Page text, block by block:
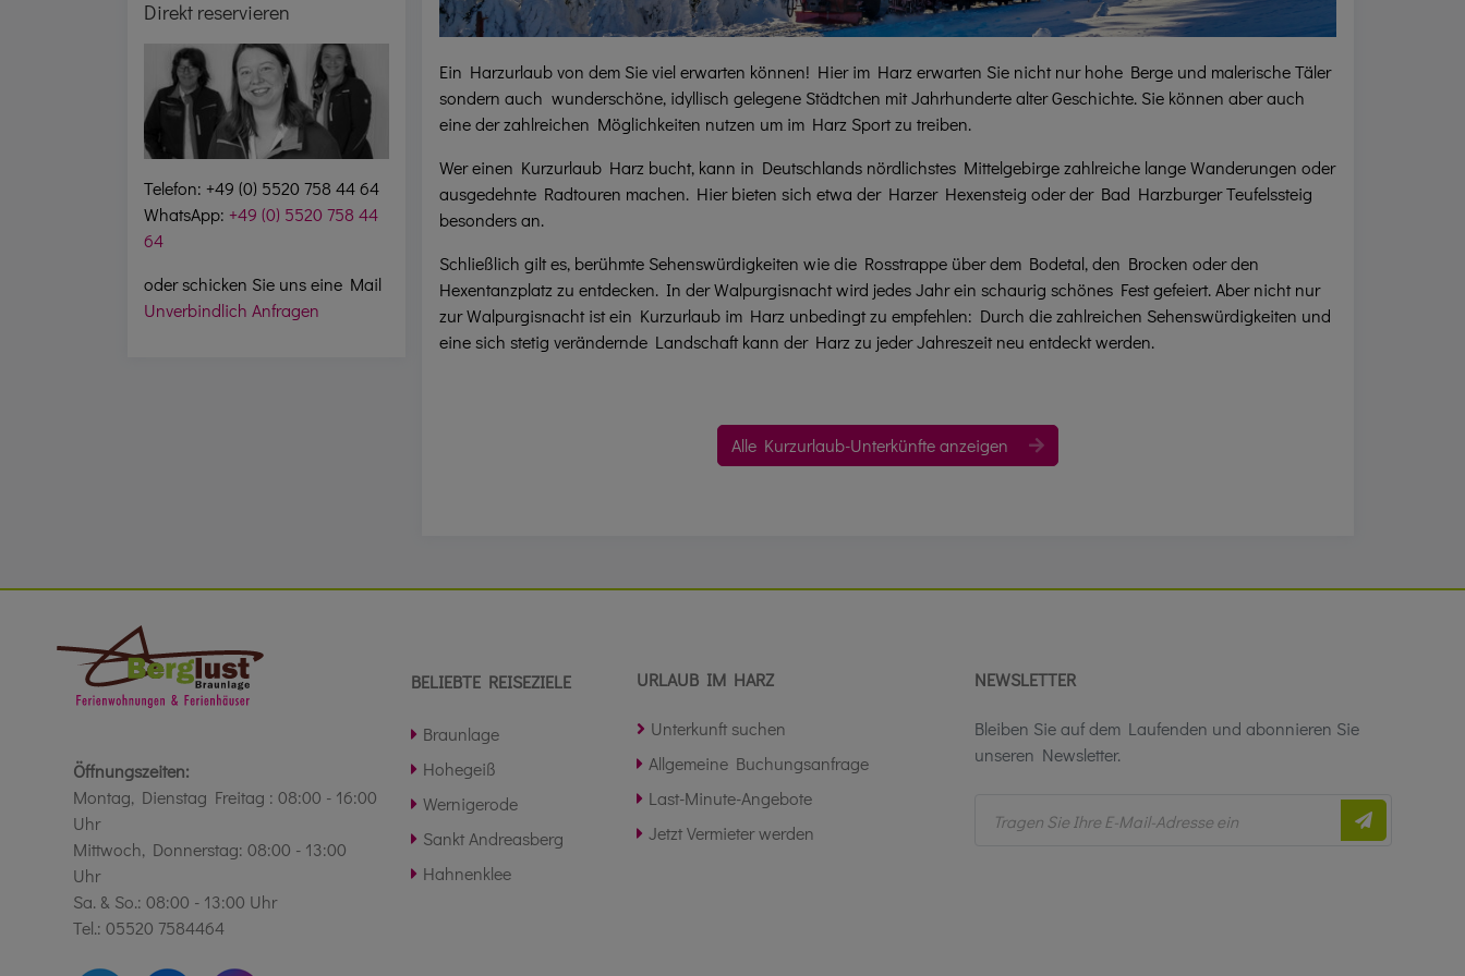
Direkt reservieren
Telefon: +49 (0) 5520 758 44 64
WhatsApp: +49 (0) 5520 758 44
64
oder schicken Sie uns eine Mail
Unverbindlich Anfragen
Ein Harzurlaub von dem Sie viel erwarten können! Hier im Harz erwarten Sie nicht nur hohe Berge und malerische Täler
sondern auch wunderschöne, idyllisch gelegene Städtchen mit Jahrhunderte alter Geschichte. Sie können aber auch
eine der zahlreichen Möglichkeiten nutzen um im Harz Sport zu treiben.
Wer einen Kurzurlaub Harz bucht, kann in Deutschlands nördlichstes Mittelgebirge zahlreiche lange Wanderungen oder
ausgedehnte Radtouren machen. Hier bieten sich etwa der Harzer Hexensteig oder der Bad Harzburger Teufelssteig
besonders an.
Schließlich gilt es, berühmte Sehenswürdigkeiten wie die Rosstrappe über dem Bodetal, den Brocken oder den
Hexentanzplatz zu entdecken. In der Walpurgisnacht wird jedes Jahr ein schaurig schönes Fest gefeiert. Aber nicht nur
zur Walpurgisnacht ist ein Kurzurlaub im Harz unbedingt zu empfehlen: Durch die zahlreichen Sehenswürdigkeiten und
eine sich stetig verändernde Landschaft kann der Harz zu jeder Jahreszeit neu entdeckt werden.
Alle Kurzurlaub-Unterkünfte anzeigen
Öffnungszeiten:
Montag, Dienstag Freitag : 08:00 - 16:00
Uhr
Mittwoch, Donnerstag: 08:00 - 13:00
Uhr
Sa. & So.: 08:00 - 13:00 Uhr
Tel.: 05520 7584464
BELIEBTE REISEZIELE
Braunlage
Hohegeiß
Wernigerode
Sankt Andreasberg
Hahnenklee
URLAUB IM HARZ
Unterkunft suchen
Allgemeine Buchungsanfrage
Last-Minute-Angebote
Jetzt Vermieter werden
NEWSLETTER
Bleiben Sie auf dem Laufenden und abonnieren Sie
unseren Newsletter.